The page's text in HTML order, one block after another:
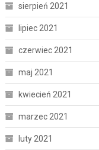
sierpień 2021
lipiec 2021
czerwiec 2021
maj 2021
kwiecień 2021
marzec 2021
luty 2021